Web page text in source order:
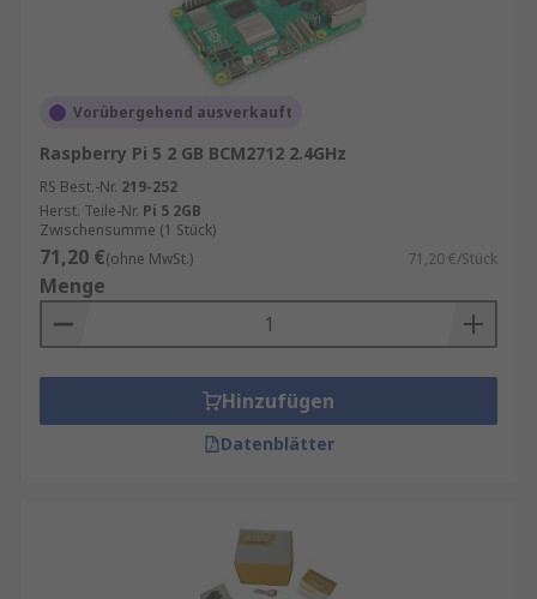
Vorübergehend ausverkauft
Raspberry Pi 5 2 GB BCM2712 2.4GHz
RS Best.-Nr. 219-252
Herst. Teile-Nr. Pi 5 2GB
Zwischensumme (1 Stück)
71,20 €(ohne MwSt.) 71,20 €/Stück
Menge
Hinzufügen
Datenblätter